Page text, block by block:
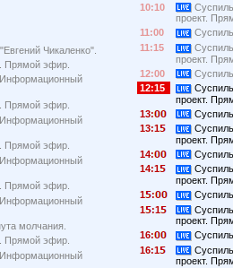
Чикаленко".
Прямой эфир.
Прямой эфир.
Прямой эфир.
Прямой эфир.
молчания.
Прямой эфир.
10:10
проект.
11:00
11:15
проект.
12:00
12:15
проект.
13:
13:1
проект.
14:
14:1
проект.
1
:
1
:1
проект.
16:
16:1
проект.